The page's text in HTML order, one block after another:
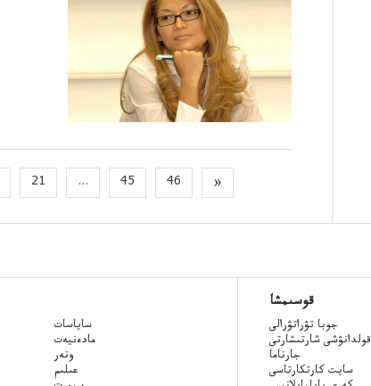
21 ... 45 46 »
ساياسات
مادەنيەت
ونەر
عىلىم
قوسىمشا
جوبا تۋراتۋرالى
قولدانۋشى شارتىشارتى
جارناما
سايت كارتكارتاسى